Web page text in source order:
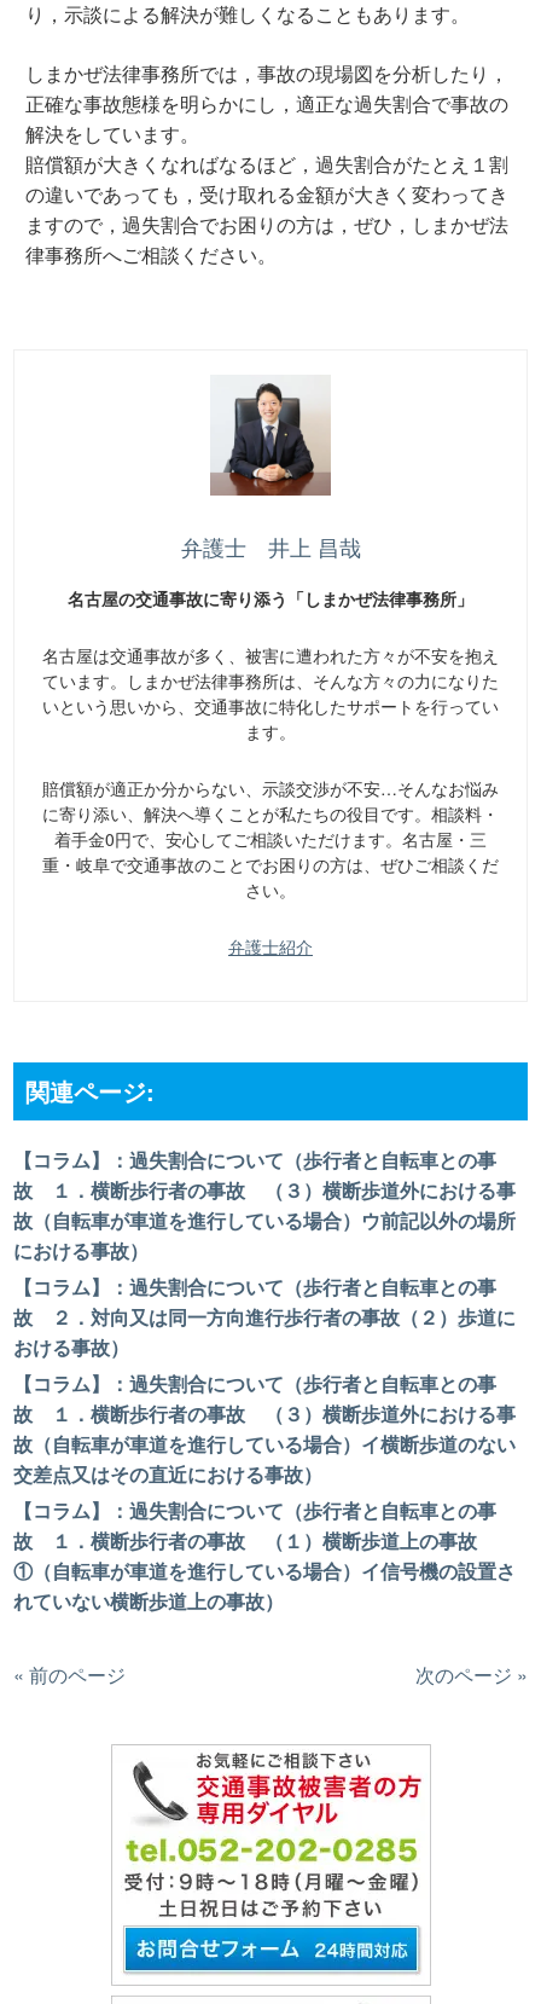
り，示談による解決が難しくなることもあります。
しまかぜ法律事務所では，事故の現場図を分析したり，
正確な事故態様を明らかにし，適正な過失割合で事故の
解決をしています。
賠償額が大きくなればなるほど，過失割合がたとえ１割
の違いであっても，受け取れる金額が大きく変わってき
ますので，過失割合でお困りの方は，ぜひ，しまかぜ法
律事務所へご相談ください。
弁護士 井上 昌哉
名古屋の交通事故に寄り添う「しまかぜ法律事務所」
名古屋は交通事故が多く、被害に遭われた方々が不安を抱え
ています。しまかぜ法律事務所は、そんな方々の力になりた
いという思いから、交通事故に特化したサポートを行ってい
ます。
賠償額が適正か分からない、示談交渉が不安…そんなお悩み
に寄り添い、解決へ導くことが私たちの役目です。相談料・
着手金0円で、安心してご相談いただけます。名古屋・三
重・岐阜で交通事故のことでお困りの方は、ぜひご相談くだ
さい。
弁護士紹介
関連ページ:
【コラム】：過失割合について（歩行者と自転車との事
故 １．横断歩行者の事故 （３）横断歩道外における事
故（自転車が車道を進行している場合）ウ前記以外の場所
における事故）
【コラム】：過失割合について（歩行者と自転車との事
故 ２．対向又は同一方向進行歩行者の事故（２）歩道に
おける事故）
【コラム】：過失割合について（歩行者と自転車との事
故 １．横断歩行者の事故 （３）横断歩道外における事
故（自転車が車道を進行している場合）イ横断歩道のない
交差点又はその直近における事故）
【コラム】：過失割合について（歩行者と自転車との事
故 １．横断歩行者の事故 （１）横断歩道上の事故
①（自転車が車道を進行している場合）イ信号機の設置さ
れていない横断歩道上の事故）
« 前のページ 次のページ »